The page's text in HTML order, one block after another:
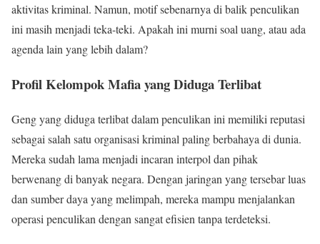
aktivitas kriminal. Namun, motif sebenarnya di balik penculikan
ini masih menjadi teka-teki. Apakah ini murni soal uang, atau ada
agenda lain yang lebih dalam?
Profil Kelompok Mafia yang Diduga Terlibat
Geng yang diduga terlibat dalam penculikan ini memiliki reputasi
sebagai salah satu organisasi kriminal paling berbahaya di dunia.
Mereka sudah lama menjadi incaran interpol dan pihak
berwenang di banyak negara. Dengan jaringan yang tersebar luas
dan sumber daya yang melimpah, mereka mampu menjalankan
operasi penculikan dengan sangat efisien tanpa terdeteksi.